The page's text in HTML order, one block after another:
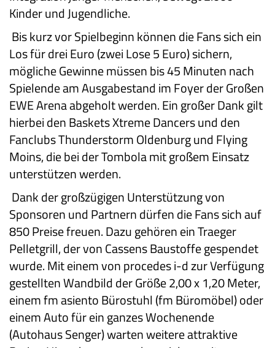
Kinder und Jugendliche.
Bis kurz vor Spielbeginn können die Fans sich ein
Los für drei Euro (zwei Lose 5 Euro) sichern,
mögliche Gewinne müssen bis 45 Minuten nach
Spielende am Ausgabestand im Foyer der Großen
EWE Arena abgeholt werden. Ein großer Dank gilt
hierbei den Baskets Xtreme Dancers und den
Fanclubs Thunderstorm Oldenburg und Flying
Moins, die bei der Tombola mit großem Einsatz
unterstützen werden.
Dank der großzügigen Unterstützung von
Sponsoren und Partnern dürfen die Fans sich auf
850 Preise freuen. Dazu gehören ein Traeger
Pelletgrill, der von Cassens Baustoffe gespendet
wurde. Mit einem von procedes i-d zur Verfügung
gestellten Wandbild der Größe 2,00 x 1,20 Meter,
einem fm asiento Bürostuhl (fm Büromöbel) oder
einem Auto für ein ganzes Wochenende
(Autohaus Senger) warten weitere attraktive